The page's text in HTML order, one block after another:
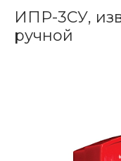
ИПР-3СУ,
ручной